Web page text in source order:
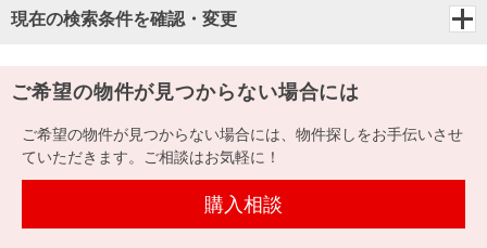
現在の検索条件を確認・変更
ご希望の物件が見つからない場合には
ご希望の物件が見つからない場合には、物件探しをお手伝いさせ
ていただきます。ご相談はお気軽に！
購入相談